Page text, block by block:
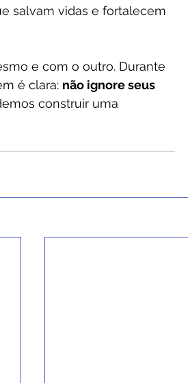
salvam vidas e fortalecem
e com o outro. Durante
é clara: não ignore seus
construir uma